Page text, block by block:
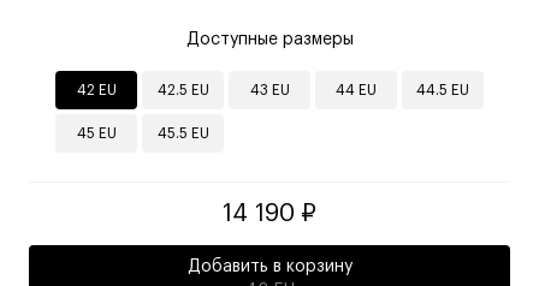
Доступные размеры
42 EU 42.5 EU 43 EU 44 EU 44.5 EU
45 EU 45.5 EU
14 190 ₽
Добавить в корзину